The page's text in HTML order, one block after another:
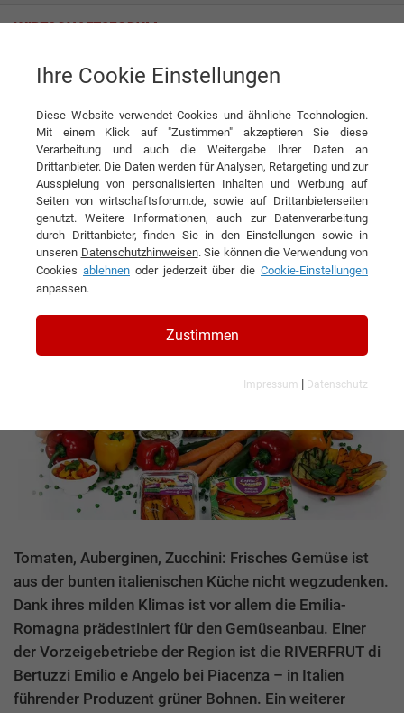
RIVERFRUT Von Bohnen und Burgern
Interview RIVERFRUT
DIESEN ARTIKEL EMPFEHLEN
Von Bohnen und Burgern
Interview mit Alberto Bertuzzi, Export and
Marketing Sales Manager
Tomaten, Auberginen, Zucchini: Frisches Gemüse ist
aus der bunten italienischen Küche nicht wegzudenken.
Dank ihres milden Klimas ist vor allem die Emilia-
Romagna prädestiniert für den Gemüseanbau. Einer
der Vorzeigebetriebe der Region ist die RIVERFRUT di
Bertuzzi Emilio e Angelo bei Piacenza – in Italien
führender Produzent grüner Bohnen. Ein weiterer
Ihre Cookie Einstellungen
Diese Website verwendet Cookies und ähnliche Technologien.
Mit einem Klick auf "Zustimmen" akzeptieren Sie diese
Verarbeitung und auch die Weitergabe Ihrer Daten an
Drittanbieter. Die Daten werden für Analysen, Retargeting und zur
Ausspielung von personalisierten Inhalten und Werbung auf
Seiten von wirtschaftsforum.de, sowie auf Drittanbieterseiten
genutzt. Weitere Informationen, auch zur Datenverarbeitung
durch Drittanbieter, finden Sie in den Einstellungen sowie in
unseren Datenschutzhinweisen. Sie können die Verwendung von
Cookies ablehnen oder jederzeit über die Cookie-Einstellungen
anpassen.
Zustimmen
Impressum | Datenschutz